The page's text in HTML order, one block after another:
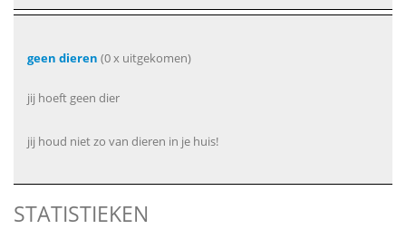
geen dieren (0 x uitgekomen)
jij hoeft geen dier
jij houd niet zo van dieren in je huis!
STATISTIEKEN